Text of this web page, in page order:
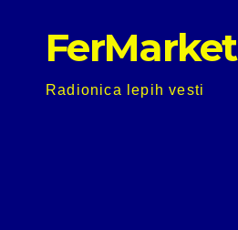
FerMarket
Radionica lepih vesti